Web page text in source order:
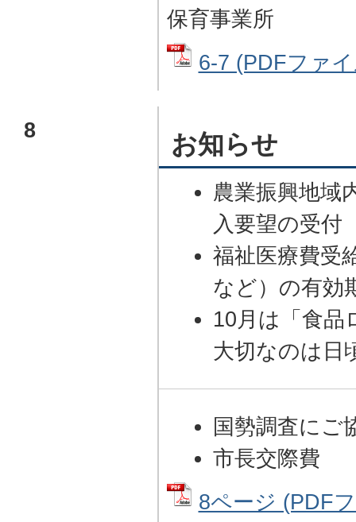
保育事業所
6-7 (PDFファ
8 お知らせ
農業振興地域
入要望の受付
福祉医療費受
など）の有効
10月は「食品
大切なのは日
国勢調査にご
市長交際費
8ページ (PDF